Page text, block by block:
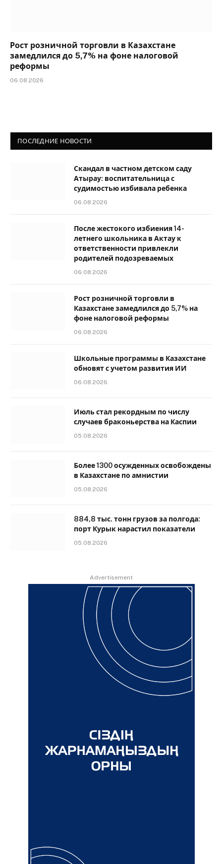
Рост розничной торговли в Казахстане
замедлился до 5,7% на фоне налоговой
реформы
06.08.2026
ПОСЛЕДНИЕ НОВОСТИ
Скандал в частном детском саду
Атырау: воспитательница с
судимостью избивала ребенка
06.08.2026
После жестокого избиения 14-
летнего школьника в Актау к
ответственности привлекли
родителей подозреваемых
06.08.2026
Рост розничной торговли в
Казахстане замедлился до 5,7% на
фоне налоговой реформы
06.08.2026
Школьные программы в Казахстане
обновят с учетом развития ИИ
06.08.2026
Июль стал рекордным по числу
случаев браконьерства на Каспии
05.08.2026
Более 1300 осужденных освобождены
в Казахстане по амнистии
05.08.2026
884,8 тыс. тонн грузов за полгода:
порт Курык нарастил показатели
05.08.2026
Advertisement